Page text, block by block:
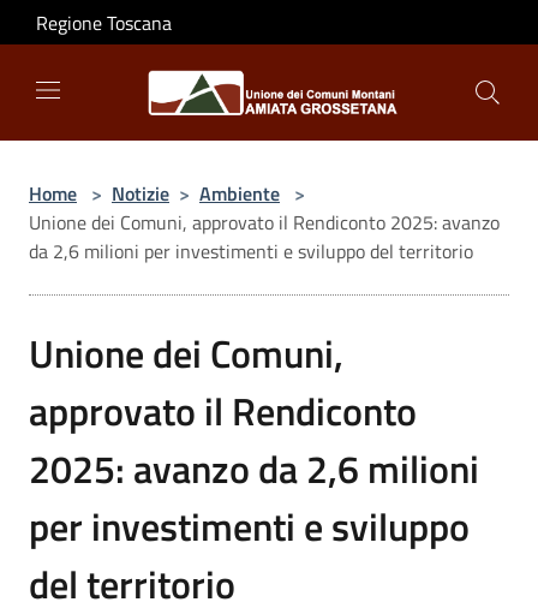
Salta al contenuto principale
Regione Toscana
Home > Notizie > Ambiente >
Unione dei Comuni, approvato il Rendiconto 2025: avanzo
da 2,6 milioni per investimenti e sviluppo del territorio
Unione dei Comuni,
approvato il Rendiconto
2025: avanzo da 2,6 milioni
per investimenti e sviluppo
del territorio